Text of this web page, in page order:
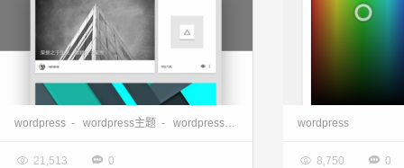
wordpress极简博客主题—RnMaterial
wordpress - wordpress主题 - wordpress博客主题
 21,513  0
wordpress
 8,750  0